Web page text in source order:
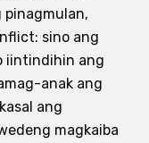
sino ang
iintindihin ang
anak ang
ang
magkaiba